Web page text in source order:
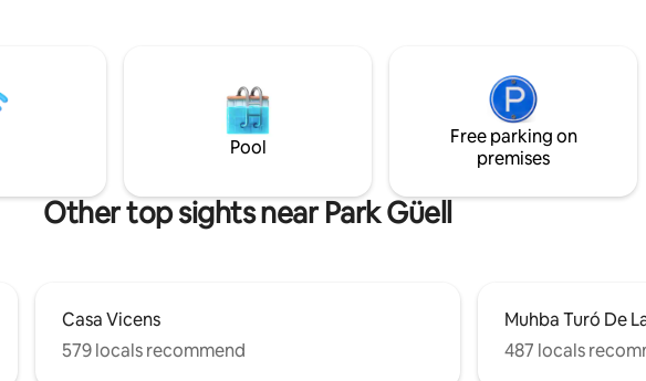
Pool
Free parking on
premises
Other top sights near Park Güell
Casa Vicens
579 locals recommend
Muhba Turó De
487 locals